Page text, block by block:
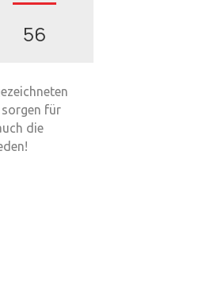
56
für
die